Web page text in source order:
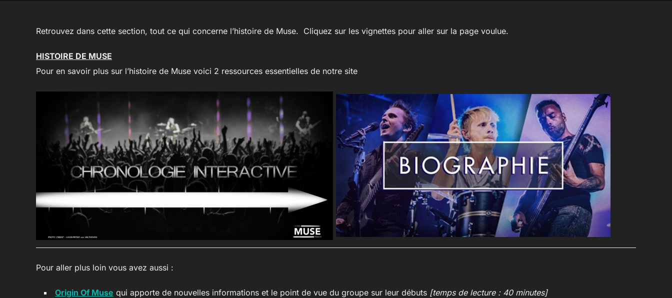
Retrouvez dans cette section, tout ce qui concerne l’histoire de Muse. Cliquez sur les vignettes pour aller sur la page voulue.
HISTOIRE DE MUSE
Pour en savoir plus sur l’histoire de Muse voici 2 ressources essentielles de notre site
Pour aller plus loin vous avez aussi :
Origin Of Muse qui apporte de nouvelles informations et le point de vue du groupe sur leur débuts [temps de lecture : 40 minutes]